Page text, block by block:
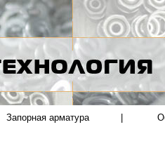
Запорная арматура